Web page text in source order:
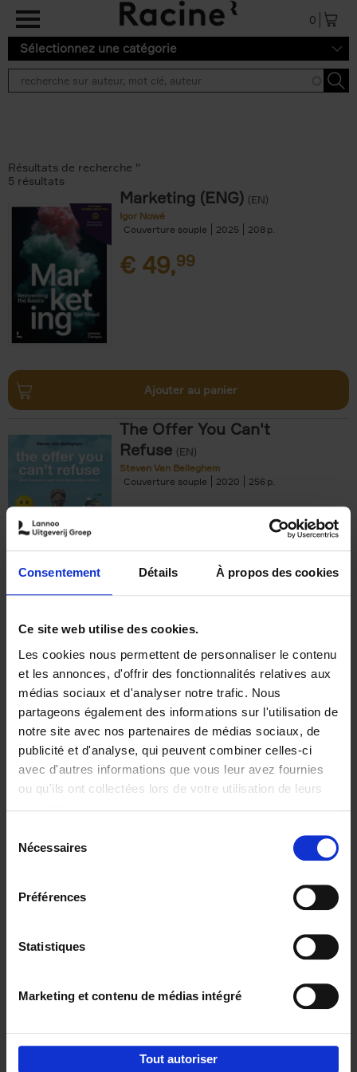
Consentement Détails À propos des cookies
Ce site web utilise des cookies.
Les cookies nous permettent de personnaliser le contenu
et les annonces, d'offrir des fonctionnalités relatives aux
médias sociaux et d'analyser notre trafic. Nous
partageons également des informations sur l'utilisation de
notre site avec nos partenaires de médias sociaux, de
publicité et d'analyse, qui peuvent combiner celles-ci
avec d'autres informations que vous leur avez fournies
ou qu'ils ont collectées lors de votre utilisation de leurs
Nécessaires
Préférences
Statistiques
Marketing et contenu de médias intégré
Tout autoriser
Aller au contenu principal
0
Sélectionnez une catégorie
Résultats de recherche ''
5 résultats
Marketing (ENG) (EN)
Igor Nowé
Couverture souple
2025 208
€ 49,99
Ajouter au panier
The Offer You Can't
Refuse (EN)
Steven Van Belleghem
Couverture souple
2020 256
€37,50
Building Bonds = Building
Business
Jochen Roef Jozefien De Feyter
Carolien Boom
Couverture souple
2025 200
€29,99
Digital marketing like a PRO -
completely revised edition (EN)